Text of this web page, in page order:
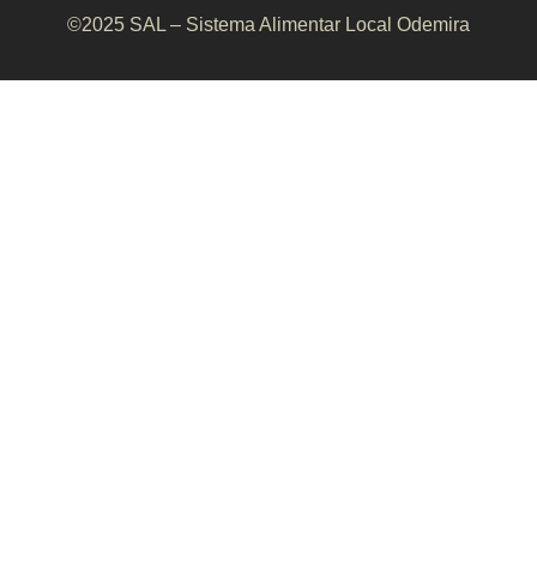
©2025 SAL – Sistema Alimentar Local Odemira